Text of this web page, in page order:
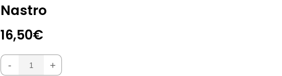
Nastro
16,50€
- +